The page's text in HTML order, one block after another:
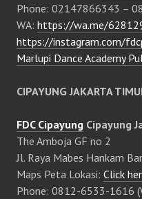
Phone: 02147866343 –
WA: https://wa.me/
https://instagram.com/
Marlupi Dance Academy
CIPAYUNG JAKARTA
FDC Cipayung Cipayung
The Amboja GF no 2
Jl. Raya Mabes Hankam
Maps Peta Lokasi: Click
Phone: 0812-6533-1616